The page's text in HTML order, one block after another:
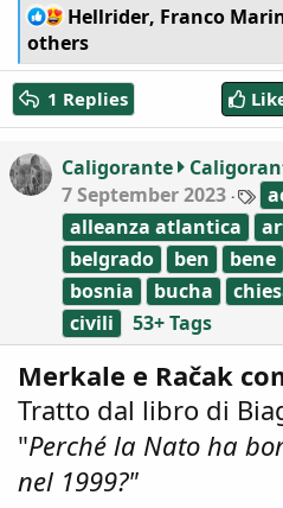
R
e
c
t
i
n
s
:
Hellrider, Franco
others
1 Replies
Caligorante
7 September 2023
T
a
g
s
alleanza atlantica
belgrado
ben
bene
bosnia
bucha
civili
53+ Tags
Merkale e Račak
Tratto dal libro di
"Perché la Nato ha
nel 1999?"